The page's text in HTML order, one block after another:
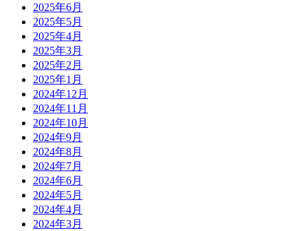
2025年6月
2025年5月
2025年4月
2025年3月
2025年2月
2025年1月
2024年12月
2024年11月
2024年10月
2024年9月
2024年8月
2024年7月
2024年6月
2024年5月
2024年4月
2024年3月